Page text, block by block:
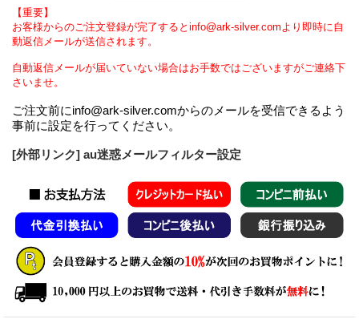
【重要】
お客様からのご注文登録が完了するとinfo@ark-silver.comより即時に自
動返信メールが送信されます。
自動返信メールが届いていない場合はお手数ではございますがご連絡下
さいませ。
ご注文前にinfo@ark-silver.comからのメールを受信できるよう
事前に設定を行ってください。
[外部リンク] au迷惑メールフィルター設定